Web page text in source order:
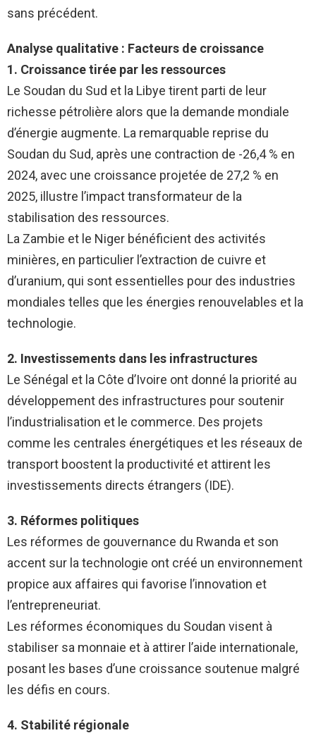
sans précédent.
Analyse qualitative : Facteurs de croissance
1. Croissance tirée par les ressources
Le Soudan du Sud et la Libye tirent parti de leur
richesse pétrolière alors que la demande mondiale
d’énergie augmente. La remarquable reprise du
Soudan du Sud, après une contraction de -26,4 % en
2024, avec une croissance projetée de 27,2 % en
2025, illustre l’impact transformateur de la
stabilisation des ressources.
La Zambie et le Niger bénéficient des activités
minières, en particulier l’extraction de cuivre et
d’uranium, qui sont essentielles pour des industries
mondiales telles que les énergies renouvelables et la
technologie.
2. Investissements dans les infrastructures
Le Sénégal et la Côte d’Ivoire ont donné la priorité au
développement des infrastructures pour soutenir
l’industrialisation et le commerce. Des projets
comme les centrales énergétiques et les réseaux de
transport boostent la productivité et attirent les
investissements directs étrangers (IDE).
3. Réformes politiques
Les réformes de gouvernance du Rwanda et son
accent sur la technologie ont créé un environnement
propice aux affaires qui favorise l’innovation et
l’entrepreneuriat.
Les réformes économiques du Soudan visent à
stabiliser sa monnaie et à attirer l’aide internationale,
posant les bases d’une croissance soutenue malgré
les défis en cours.
4. Stabilité régionale